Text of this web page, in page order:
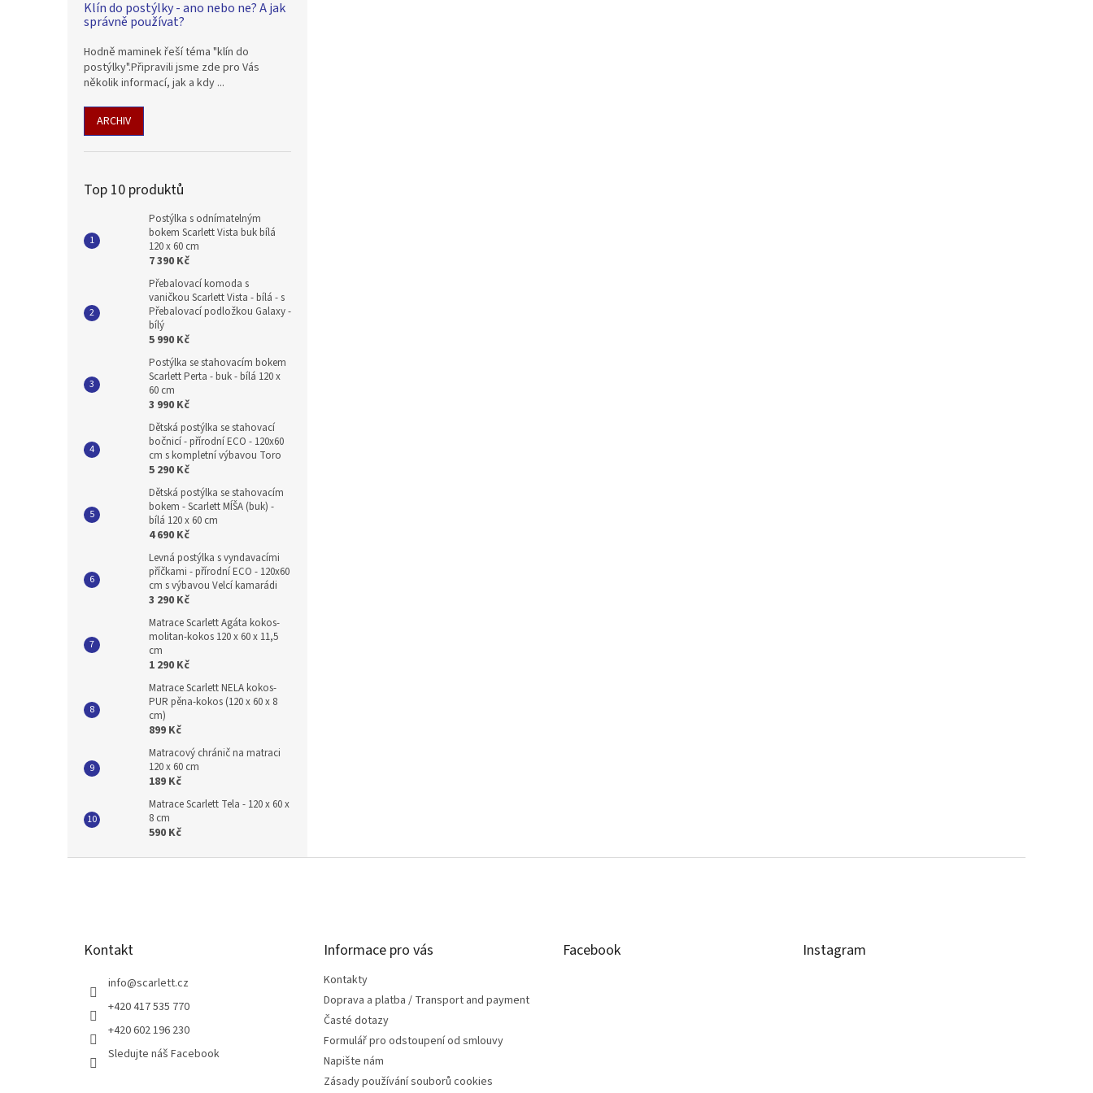
Klín do postýlky - ano nebo ne? A jak
správně používat?
Hodně maminek řeší téma "klín do
postýlky".Připravili jsme zde pro Vás
několik informací, jak a kdy ...
ARCHIV
Top 10 produktů
Postýlka s odnímatelným
bokem Scarlett Vista buk bílá
120 x 60 cm
7 390 Kč
Přebalovací komoda s
vaničkou Scarlett Vista - bílá - s
Přebalovací podložkou Galaxy -
bílý
5 990 Kč
Postýlka se stahovacím bokem
Scarlett Perta - buk - bílá 120 x
60 cm
3 990 Kč
Dětská postýlka se stahovací
bočnicí - přírodní ECO - 120x60
cm s kompletní výbavou Toro
5 290 Kč
Dětská postýlka se stahovacím
bokem - Scarlett MÍŠA (buk) -
bílá 120 x 60 cm
4 690 Kč
Levná postýlka s vyndavacími
příčkami - přírodní ECO - 120x60
cm s výbavou Velcí kamarádi
3 290 Kč
Matrace Scarlett Agáta kokos-
molitan-kokos 120 x 60 x 11,5
cm
1 290 Kč
Matrace Scarlett NELA kokos-
PUR pěna-kokos (120 x 60 x 8
cm)
899 Kč
Matracový chránič na matraci
120 x 60 cm
189 Kč
Matrace Scarlett Tela - 120 x 60 x
8 cm
590 Kč
Kontakt
info@scarlett.cz
+420 417 535 770
+420 602 196 230
Sledujte náš Facebook
Informace pro vás
Kontakty
Doprava a platba / Transport and payment
Časté dotazy
Formulář pro odstoupení od smlouvy
Napište nám
Zásady používání souborů cookies
Facebook Instagram